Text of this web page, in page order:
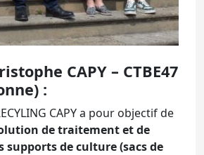
CAPY – CTBE47
:
CAPY a pour objectif de
de traitement et de
supports de culture (sacs de